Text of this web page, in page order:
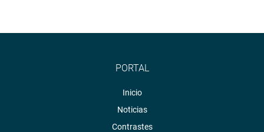
PORTAL
Inicio
Noticias
Contrastes